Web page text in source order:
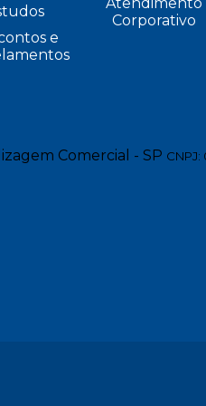
e
Corporativo
Comercial - SP